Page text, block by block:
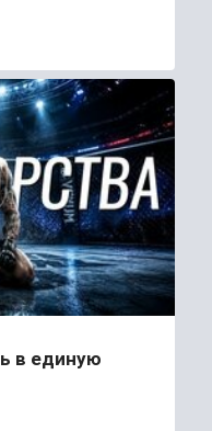
в единую